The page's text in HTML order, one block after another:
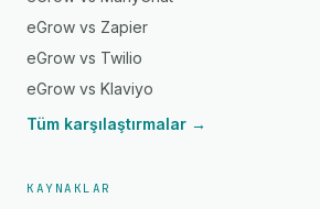
eGrow vs Zapier
eGrow vs Twilio
eGrow vs Klaviyo
Tüm karşılaştırmalar →
KAYNAKLAR